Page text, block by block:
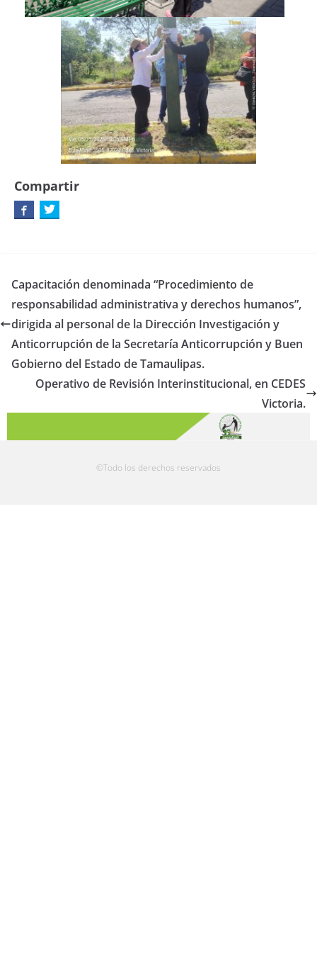
Compartir
Capacitación denominada “Procedimiento de
responsabilidad administrativa y derechos humanos”,
dirigida al personal de la Dirección Investigación y
Anticorrupción de la Secretaría Anticorrupción y Buen
Gobierno del Estado de Tamaulipas.
Operativo de Revisión Interinstitucional, en CEDES
Victoria.
©Todo los derechos reservados